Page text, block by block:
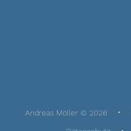
Andreas Möller © 2026